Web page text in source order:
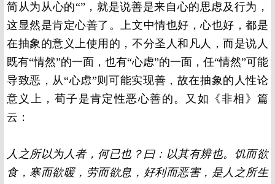
简从为从心的“”，就是说善是来自心的思虑及行为，
这显然是肯定心善了。上文中情也好，心也好，都是
在抽象的意义上使用的，不分圣人和凡人，而是说人
既有“情然”的一面，也有“心虑”的一面，任“情然”可能
导致恶，从“心虑”则可能实现善，故在抽象的人性论
意义上，荀子是肯定性恶心善的。又如《非相》篇
云：
人之所以为人者，何已也？曰：以其有辨也。饥而欲
食，寒而欲暖，劳而欲息，好利而恶害，是人之所生